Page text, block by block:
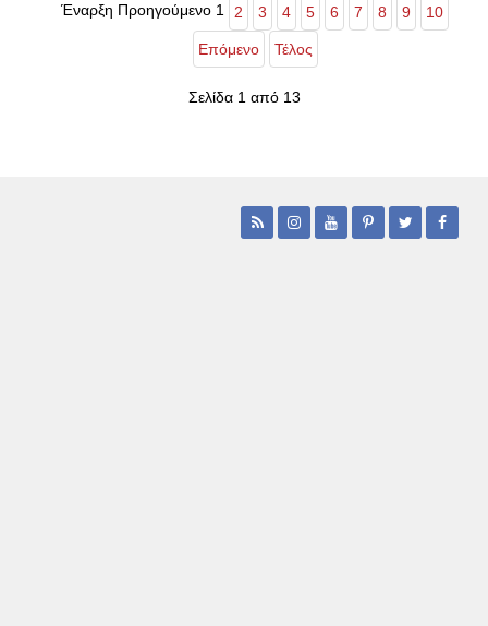
Έναρξη Προηγούμενο 1 2 3 4 5 6 7 8 9 10
Επόμενο Τέλος
Σελίδα 1 από 13